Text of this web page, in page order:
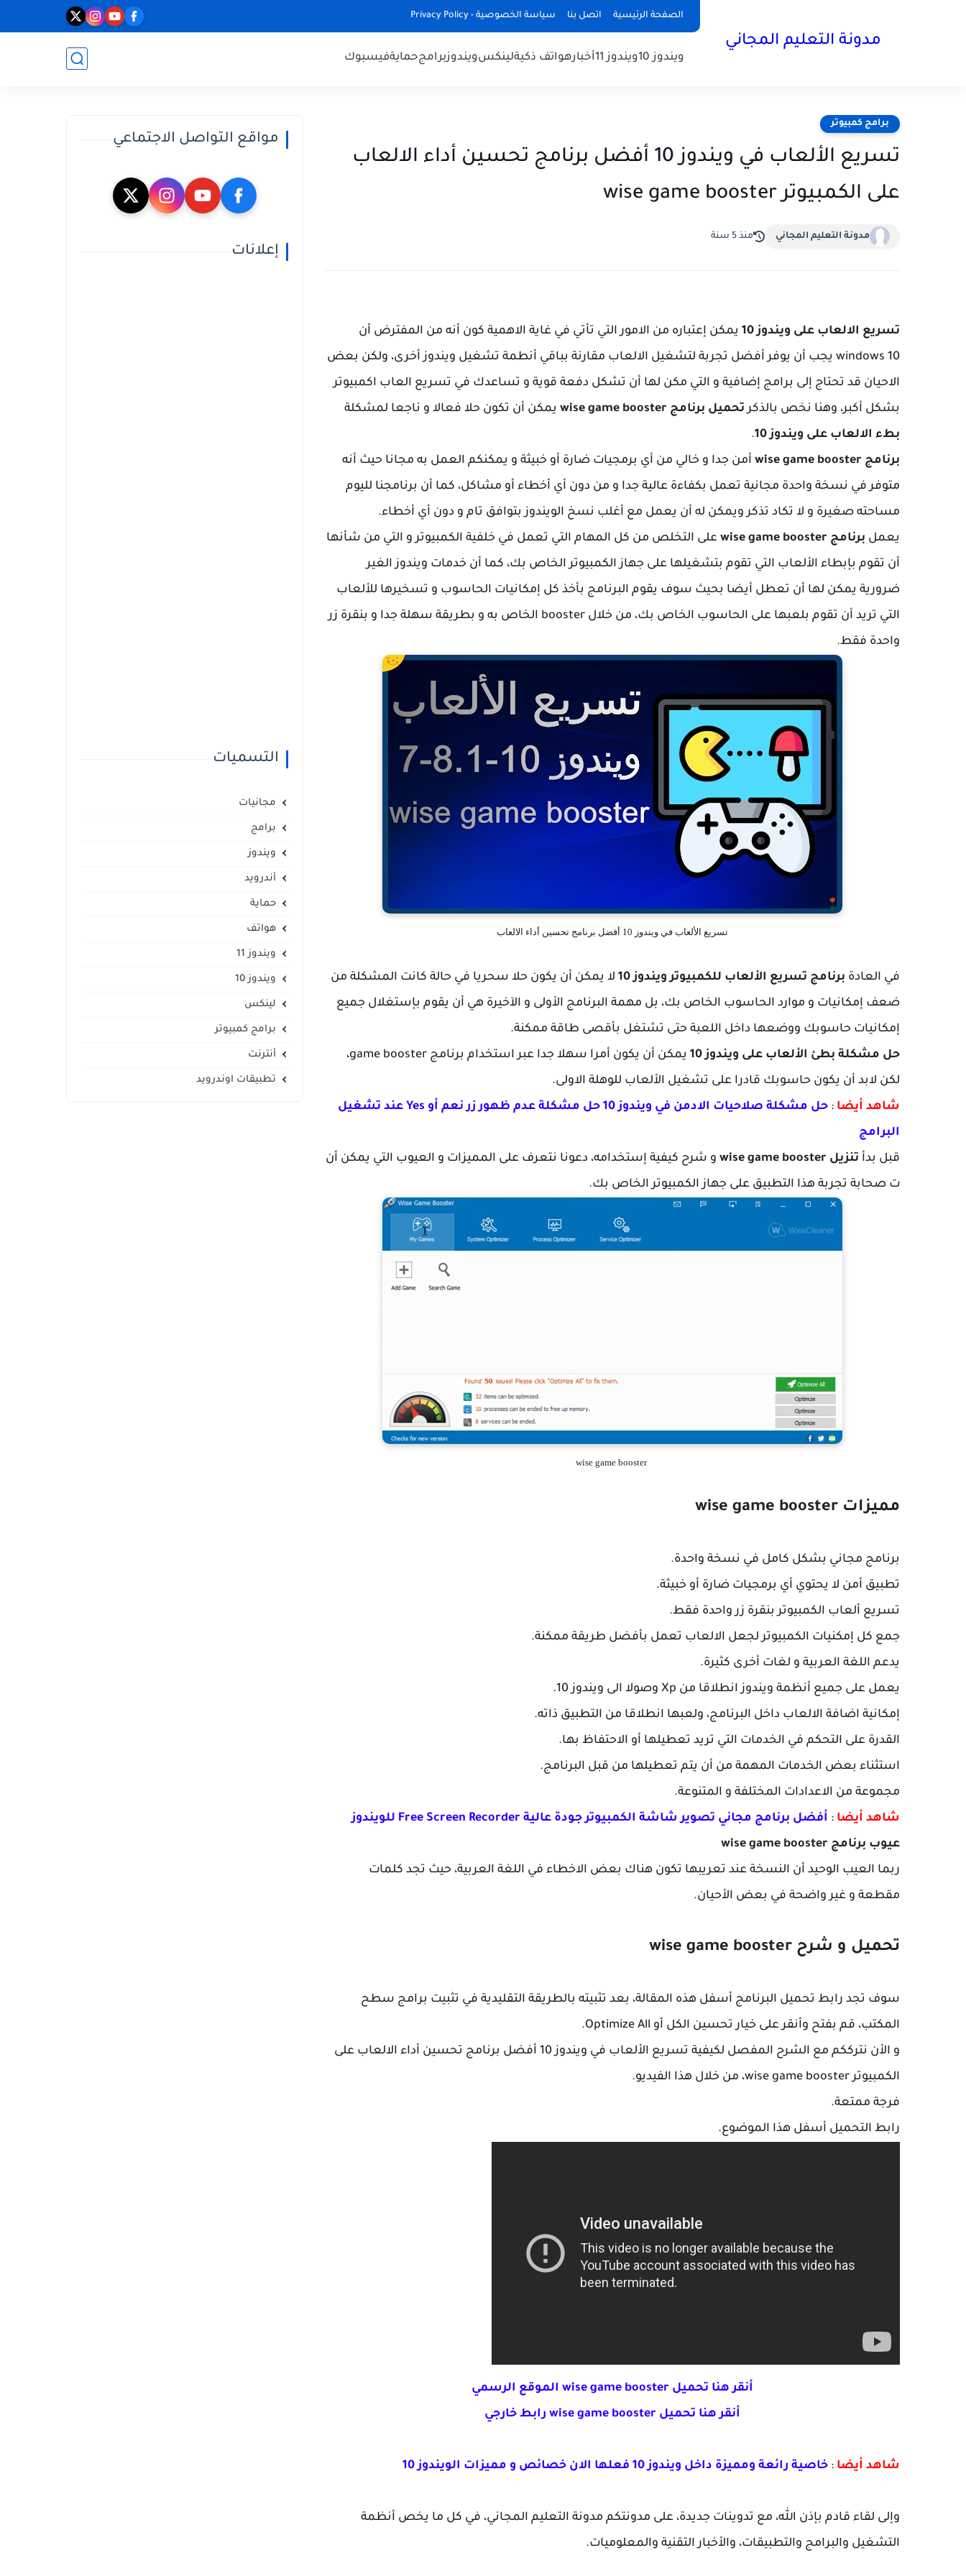
الصفحة الرئيسية اتصل بنا سياسة الخصوصية - Privacy Policy
مدونة التعليم المجاني
ويندوز 10 ويندوز 11 أخبارهواتف ذكيةلينكسويندوزبرامجحمايةفيسبوك
برامج كمبيوتر
تسريع الألعاب في ويندوز 10 أفضل برنامج تحسين أداء الالعاب
على الكمبيوتر wise game booster
مدونة التعليم المجاني منذ 5 سنة
تسريع الالعاب على ويندوز 10
يمكن إعتباره من الامور التي تأتي في غاية الاهمية كون أنه من المفترض أن
windows 10 يجب أن يوفر أفضل تجربة لتشغيل الالعاب مقارنة بباقي أنطمة تشغيل ويندوز أخرى، ولكن بعض
الاحيان قد تحتاج إلى برامج إضافية و التي مكن لها أن تشكل دفعة قوية و تساعدك في تسريع العاب اكمبيوتر
بشكل أكبر، وهنا نخص بالذكرتحميل برنامج wise game booster
يمكن أن تكون حلا فعالا و ناجعا لمشكلة
بطء الالعاب على ويندوز 10
.
برنامج wise game booster
أمن جدا و خالي من أي برمجيات ضارة أو خبيثة و يمكنكم العمل به مجانا حيث أنه
متوفر في نسخة واحدة مجانية تعمل بكفاءة عالية جدا و من دون أي أخطاء أو مشاكل، كما أن برنامجنا لليوم
مساحته صغيرة و لا تكاد تذكر ويمكن له أن يعمل مع أغلب نسخ الويندوز بتوافق تام و دون أي أخطاء.
يعمل برنامج wise game booster
على التخلص من كل المهام التي تعمل في خلفية الكمبيوتر و التي من شأنها
أن تقوم بإبطاء الألعاب التي تقوم بتشغيلها على جهاز الكمبيوتر الخاص بك، كما أن خدمات ويندوز الغير
ضرورية يمكن لها أن تعطل أيضا بحيث سوف يقوم البرنامج بأخذ كل إمكانيات الحاسوب و تسخيرها للألعاب
التي تريد أن تقوم بلعبها على الحاسوب الخاص بك، من خلال booster الخاص به و بطريقة سهلة جدا و بنقرة زر
واحدة فقط.
تسريع الألعاب في ويندوز 10 أفضل برنامج تحسين أداء الالعاب
في العادة برنامج تسريع الألعاب للكمبيوتر ويندوز 10
لا يمكن أن يكون حلا سحريا في حالة كانت المشكلة من
ضعف إمكانيات و موارد الحاسوب الخاص بك، بل مهمة البرنامج الأولى و الآخيرة هي أن يقوم بإستغلال جميع
إمكانيات حاسوبك ووضعها داخل اللعبة حتى تشتغل بأقصى طاقة ممكنة.
حل مشكلة بطئ الألعاب على ويندوز 10
يمكن أن يكون أمرا سهلا جدا عبر استخدام برنامج game booster،
لكن لابد أن يكون حاسوبك قادرا على تشغيل الألعاب للوهلة الاولى.
شاهد أيضا :
حل مشكلة صلاحيات الادمن في ويندوز 10 حل مشكلة عدم ظهور زر نعم أو Yes عند تشغيل
البرامج
قبل بدأ تنزيل wise game booster
و شرح كيفية إستخدامه، دعونا نتعرف على المميزات و العيوب التي يمكن أن
ت صحابة تجربة هذا التطبيق على جهاز الكمبيوتر الخاص بك.
wise game booster
مميزات wise game booster
برنامج مجاني بشكل كامل في نسخة واحدة.
تطبيق أمن لا يحتوي أي برمجيات ضارة أو خبيثة.
تسريع ألعاب الكمبيوتر بنقرة زر واحدة فقط.
جمع كل إمكنيات الكمبيوتر لجعل الالعاب تعمل بأفضل طريقة ممكنة.
يدعم اللغة العربية و لغات أخرى كثيرة.
يعمل على جميع أنظمة ويندوز انطلاقا من Xp وصولا الى ويندوز 10.
إمكانية اضافة الالعاب داخل البرنامج، ولعبها انطلاقا من التطبيق ذاته.
القدرة على التحكم في الخدمات التي تريد تعطيلها أو الاحتفاظ بها.
استثناء بعض الخدمات المهمة من أن يتم تعطيلها من قبل البرنامج.
مجموعة من الاعدادات المختلفة و المتنوعة.
شاهد أيضا : أفضل برنامج مجاني تصوير شاشة الكمبيوتر جودة عالية Free Screen Recorder للويندوز
عيوب برنامج wise game booster
ربما العيب الوحيد أن النسخة عند تعريبها تكون هناك بعض الاخطاء في اللغة العربية، حيث تجد كلمات
مقطعة و غير واضحة في بعض الأحيان.
تحميل و شرح wise game booster
سوف تجد رابط تحميل البرنامج أسفل هذه المقالة، بعد تثبيته بالطريقة التقليدية في تثبيت برامج سطح
المكتب، قم بفتح وأنقر على خيار تحسين الكل أو Optimize All.
و الأن نترككم مع الشرح المفصل لكيفية تسريع الألعاب في ويندوز 10 أفضل برنامج تحسين أداء الالعاب على
الكمبيوتر wise game booster، من خلال هذا الفيديو.
فرجة ممتعة.
رابط التحميل أسفل هذا الموضوع.
أنقر هنا تحميل wise game booster الموقع الرسمي
أنقر هنا تحميل wise game booster رابط خارجي
شاهد أيضا : خاصية رائعة ومميزة داخل ويندوز 10 فعلها الان خصائص و مميزات الويندوز 10
وإلى لقاء قادم بإذن الله، مع تدوينات جديدة، على مدونتكم مدونة التعليم المجاني، في كل ما يخص أنظمة
التشغيل والبرامج والتطبيقات، والأخبار التقنية والمعلوميات.
مواقع التواصل الاجتماعي
إعلانات
التسميات
مجانيات
برامج
ويندوز
أندرويد
حماية
هواتف
ويندوز 11
ويندوز 10
لينكس
برامج كمبيوتر
أنترنت
تطبيقات اوندرويد